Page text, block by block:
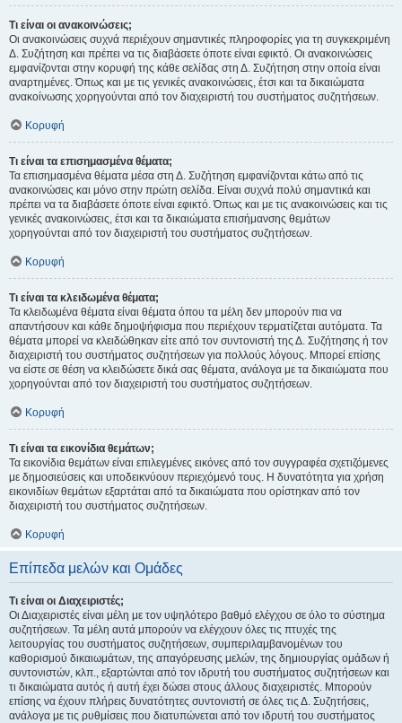
Τι είναι οι ανακοινώσεις;
Οι ανακοινώσεις συχνά περιέχουν σημαντικές πληροφορίες για τη συγκεκριμένη
Δ. Συζήτηση και πρέπει να τις διαβάσετε όποτε είναι εφικτό. Οι ανακοινώσεις
εμφανίζονται στην κορυφή της κάθε σελίδας στη Δ. Συζήτηση στην οποία είναι
αναρτημένες. Όπως και με τις γενικές ανακοινώσεις, έτσι και τα δικαιώματα
ανακοίνωσης χορηγούνται από τον διαχειριστή του συστήματος συζητήσεων.
Κορυφή
Τι είναι τα επισημασμένα θέματα;
Τα επισημασμένα θέματα μέσα στη Δ. Συζήτηση εμφανίζονται κάτω από τις
ανακοινώσεις και μόνο στην πρώτη σελίδα. Είναι συχνά πολύ σημαντικά και
πρέπει να τα διαβάσετε όποτε είναι εφικτό. Όπως και με τις ανακοινώσεις και τις
γενικές ανακοινώσεις, έτσι και τα δικαιώματα επισήμανσης θεμάτων
χορηγούνται από τον διαχειριστή του συστήματος συζητήσεων.
Κορυφή
Τι είναι τα κλειδωμένα θέματα;
Τα κλειδωμένα θέματα είναι θέματα όπου τα μέλη δεν μπορούν πια να
απαντήσουν και κάθε δημοψήφισμα που περιέχουν τερματίζεται αυτόματα. Τα
θέματα μπορεί να κλειδώθηκαν είτε από τον συντονιστή της Δ. Συζήτησης ή τον
διαχειριστή του συστήματος συζητήσεων για πολλούς λόγους. Μπορεί επίσης
να είστε σε θέση να κλειδώσετε δικά σας θέματα, ανάλογα με τα δικαιώματα που
χορηγούνται από τον διαχειριστή του συστήματος συζητήσεων.
Κορυφή
Τι είναι τα εικονίδια θεμάτων;
Τα εικονίδια θεμάτων είναι επιλεγμένες εικόνες από τον συγγραφέα σχετιζόμενες
με δημοσιεύσεις και υποδεικνύουν περιεχόμενό τους. Η δυνατότητα για χρήση
εικονιδίων θεμάτων εξαρτάται από τα δικαιώματα που ορίστηκαν από τον
διαχειριστή του συστήματος συζητήσεων.
Κορυφή
Επίπεδα μελών και Ομάδες
Τι είναι οι Διαχειριστές;
Οι Διαχειριστές είναι μέλη με τον υψηλότερο βαθμό ελέγχου σε όλο το σύστημα
συζητήσεων. Τα μέλη αυτά μπορούν να ελέγχουν όλες τις πτυχές της
λειτουργίας του συστήματος συζητήσεων, συμπεριλαμβανομένων του
καθορισμού δικαιωμάτων, της απαγόρευσης μελών, της δημιουργίας ομάδων ή
συντονιστών, κλπ., εξαρτώνται από τον ιδρυτή του συστήματος συζητήσεων και
τι δικαιώματα αυτός ή αυτή έχει δώσει στους άλλους διαχειριστές. Μπορούν
επίσης να έχουν πλήρεις δυνατότητες συντονιστή σε όλες τις Δ. Συζητήσεις,
ανάλογα με τις ρυθμίσεις που διατυπώνεται από τον ιδρυτή του συστήματος